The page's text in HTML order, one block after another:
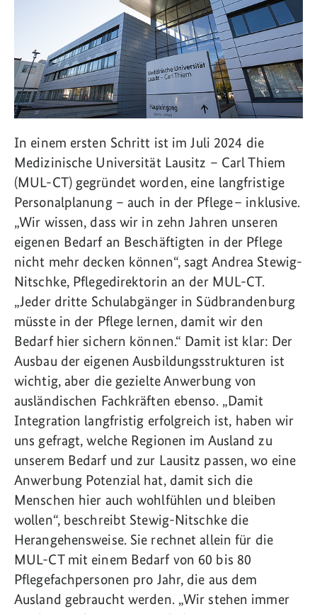
In einem ersten Schritt ist im Juli 2024 die
Medizinische Universität Lausitz – Carl Thiem
(MUL-CT) gegründet worden, eine langfristige
Personalplanung – auch in der Pflege – inklusive.
„Wir wissen, dass wir in zehn Jahren unseren
eigenen Bedarf an Beschäftigten in der Pflege
nicht mehr decken können“, sagt Andrea Stewig-
Nitschke, Pflegedirektorin an der MUL-CT.
„Jeder dritte Schulabgänger in Südbrandenburg
müsste in der Pflege lernen, damit wir den
Bedarf hier sichern können.“ Damit ist klar: Der
Ausbau der eigenen Ausbildungsstrukturen ist
wichtig, aber die gezielte Anwerbung von
ausländischen Fachkräften ebenso. „Damit
Integration langfristig erfolgreich ist, haben wir
uns gefragt, welche Regionen im Ausland zu
unserem Bedarf und zur Lausitz passen, wo eine
Anwerbung Potenzial hat, damit sich die
Menschen hier auch wohlfühlen und bleiben
wollen“, beschreibt Stewig-Nitschke die
Herangehensweise. Sie rechnet allein für die
MUL-CT mit einem Bedarf von 60 bis 80
Pflegefachpersonen pro Jahr, die aus dem
Ausland gebraucht werden. „Wir stehen immer